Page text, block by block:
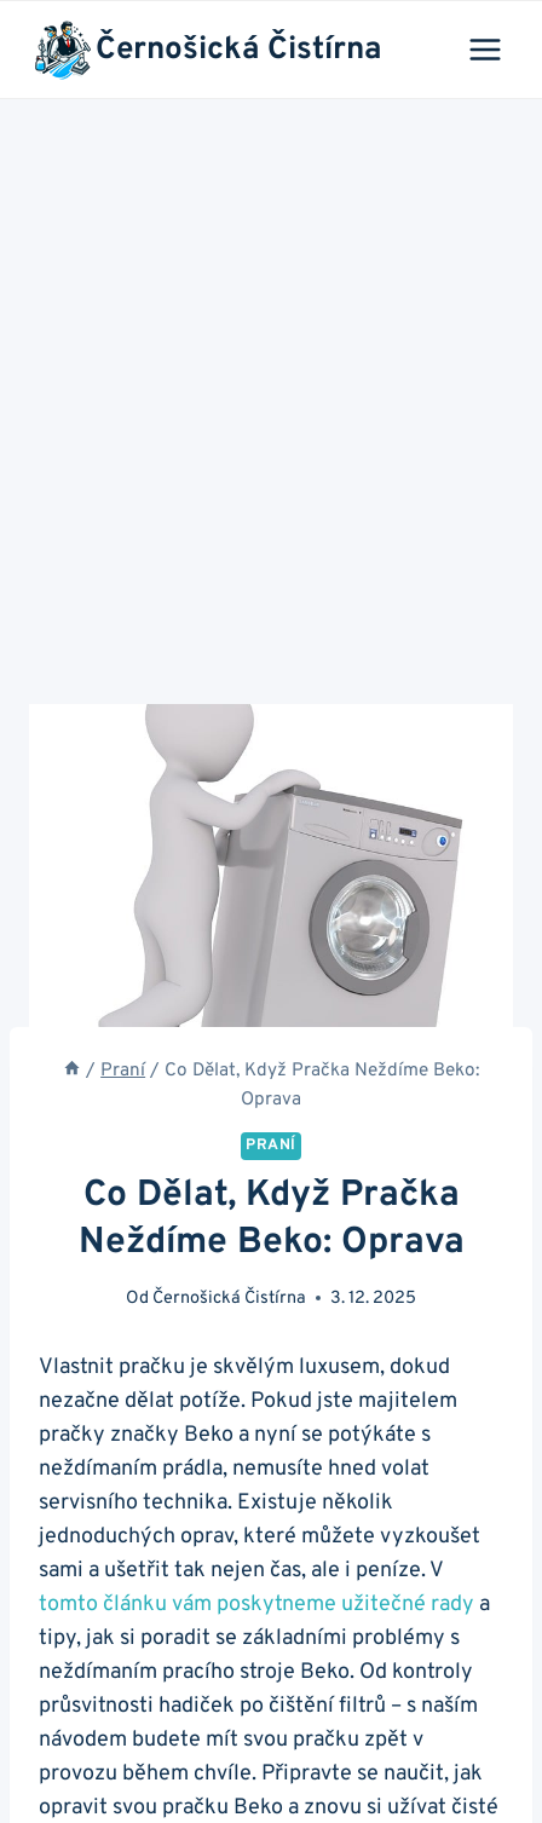
Přeskočit
obsah
Černošická Čistírna
/ Praní / Co Dělat, Když Pračka Neždíme Beko:
Oprava
PRANÍ
Co Dělat, Když Pračka
Neždíme Beko: Oprava
Od Černošická Čistírna 3. 12. 2025
Vlastnit ⁤pračku je⁣ skvělým luxusem, dokud
nezačne dělat potíže.‍ Pokud jste majitelem
pračky značky Beko a nyní se‍ potýkáte s
neždímaním prádla, nemusíte hned volat
servisního technika. Existuje​ několik
jednoduchých oprav, které můžete vyzkoušet
sami a ušetřit tak nejen čas, ale i⁣ peníze. V
tomto článku ‌vám poskytneme užitečné rady a
tipy,⁢ jak si poradit se základními problémy s
neždímaním pracího stroje Beko. Od ⁢kontroly
průsvitnosti hadiček ‍po čištění filtrů – s naším
návodem budete mít svou ⁢pračku zpět v
provozu​ během ⁤chvíle. Připravte se naučit, jak
opravit svou pračku Beko a znovu si užívat čisté